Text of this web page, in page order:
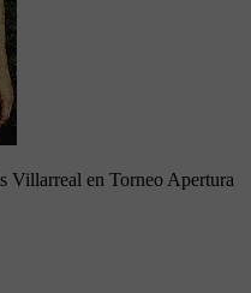
Villarreal en Torneo Apertura